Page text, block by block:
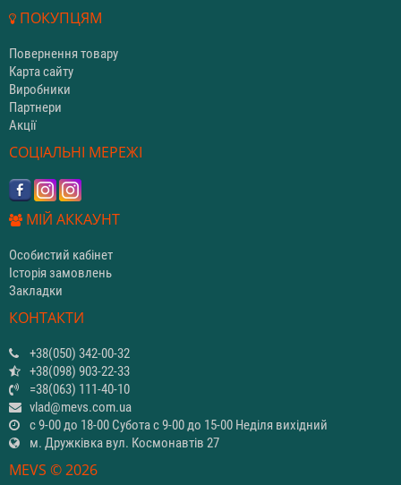
ПОКУПЦЯМ
Повернення товару
Карта сайту
Виробники
Партнери
Акції
СОЦІАЛЬНІ МЕРЕЖІ
МІЙ АККАУНТ
Особистий кабінет
Історія замовлень
Закладки
КОНТАКТИ
+38(050) 342-00-32
+38(098) 903-22-33
=38(063) 111-40-10
vlad@mevs.com.ua
с 9-00 до 18-00 Субота с 9-00 до 15-00 Неділя вихідний
м. Дружківка вул. Космонавтів 27
MEVS © 2026